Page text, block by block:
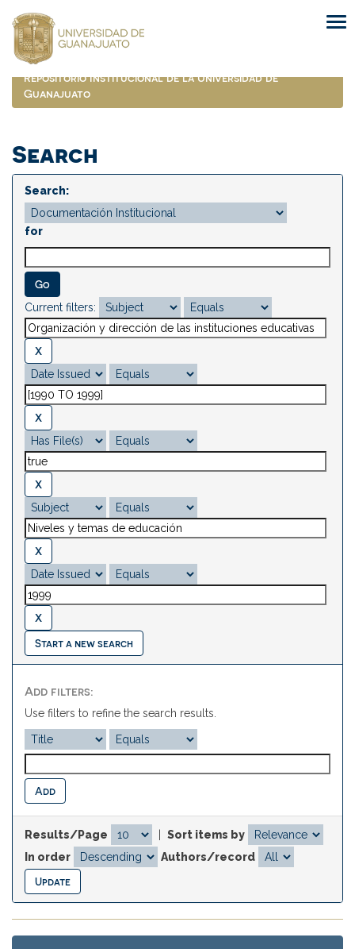
navigation
Repositorio Institucional de la Universidad de
Guanajuato
Search
Search:
for
Current filters:
Start a new search
Add filters:
Use filters to refine the search results.
Results/Page
Sort items by
In order
Authors/record